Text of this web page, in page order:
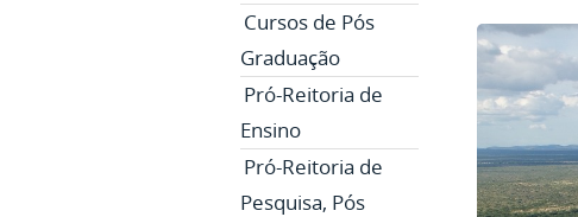
Cursos de Pós
Graduação
Pró-Reitoria de
Ensino
Pró-Reitoria de
Pesquisa, Pós